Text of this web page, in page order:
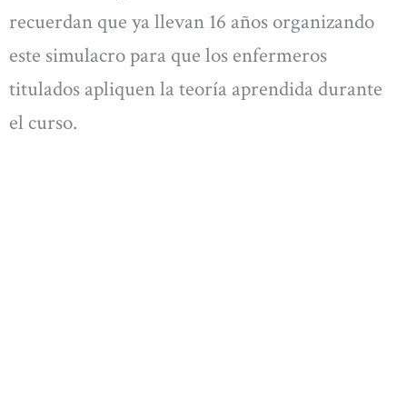
recuerdan que ya llevan 16 años organizando
este simulacro para que los enfermeros
titulados apliquen la teoría aprendida durante
el curso.